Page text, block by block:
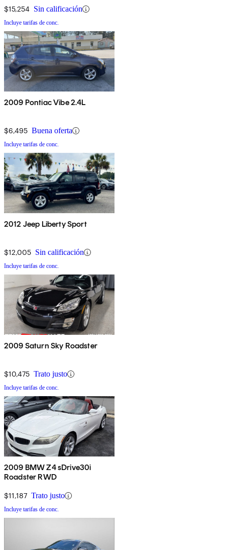
$15,254 Sin calificación
Incluye tarifas de conc.
2009 Pontiac Vibe 2.4L
$6,495 Buena oferta
Incluye tarifas de conc.
2012 Jeep Liberty Sport
$12,005 Sin calificación
Incluye tarifas de conc.
2009 Saturn Sky Roadster
$10,475 Trato justo
Incluye tarifas de conc.
2009 BMW Z4 sDrive30i
Roadster RWD
$11,187 Trato justo
Incluye tarifas de conc.